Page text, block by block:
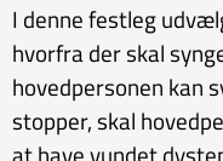
I denne festleg
hvorfra der skal
hovedpersonen kan
stopper, skal